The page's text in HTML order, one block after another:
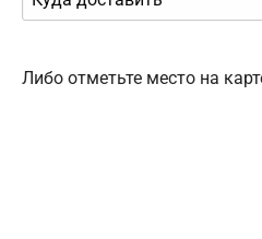
Либо отметьте место на